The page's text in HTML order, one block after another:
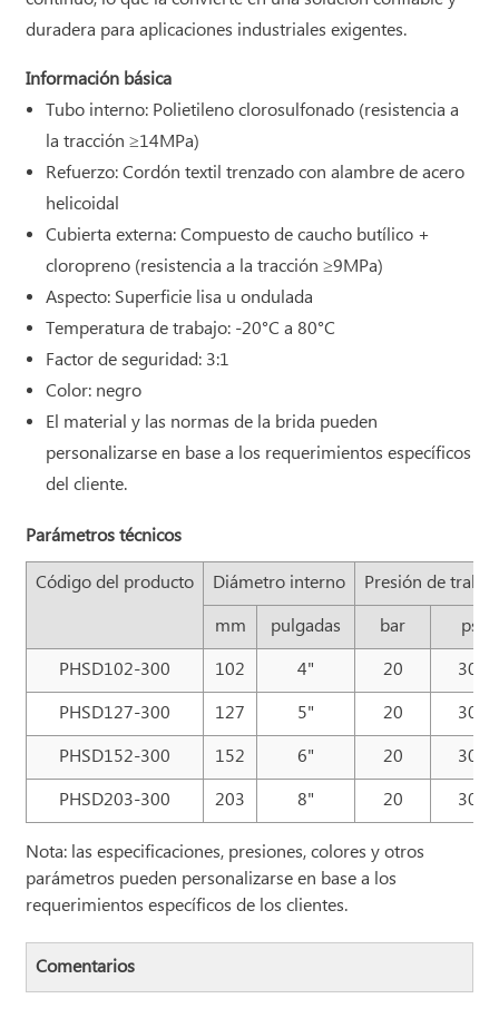
duradera para aplicaciones industriales exigentes.
Información básica
Tubo interno: Polietileno clorosulfonado (resistencia a
la tracción ≥14MPa)
Refuerzo: Cordón textil trenzado con alambre de acero
helicoidal
Cubierta externa: Compuesto de caucho butílico +
cloropreno (resistencia a la tracción ≥9MPa)
Aspecto: Superficie lisa u ondulada
Temperatura de trabajo: -20°C a 80°C
Factor de seguridad: 3:1
Color: negro
El material y las normas de la brida pueden
personalizarse en base a los requerimientos específicos
del cliente.
Parámetros técnicos
Código del producto
Diámetro interno
Presión de
mm
pulgadas bar
psi
PHSD102-300
102 4" 20
300
PHSD127-300
127 5" 20
300
PHSD152-300
152 6" 20
300
PHSD203-300
203 8" 20 300
Nota: las especificaciones, presiones, colores y otros
parámetros pueden personalizarse en base a los
requerimientos específicos de los clientes.
Comentarios